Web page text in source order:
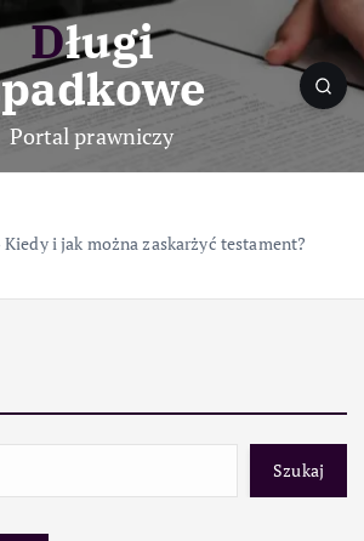
Długi
Portal prawniczy
Kiedy i jak można zaskarżyć testament?
Szukaj